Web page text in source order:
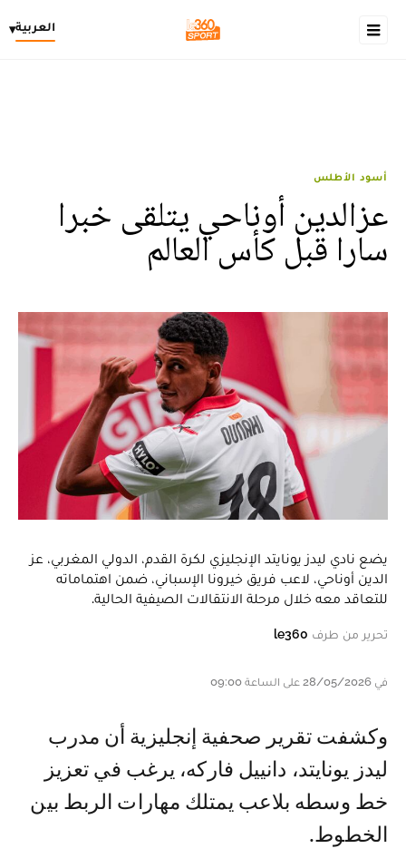
العربية▾
أسود الأطلس
عزالدين أوناحي يتلقى خبرا
سارا قبل كأس العالم
يضع نادي ليدز يونايتد الإنجليزي لكرة القدم، الدولي المغربي، عز
الدين أوناحي، لاعب فريق خيرونا الإسباني، ضمن اهتماماته
للتعاقد معه خلال مرحلة الانتقالات الصيفية الحالية.
تحرير من طرف le360
في 28/05/2026 على الساعة 09:00
وكشفت تقرير صحفية إنجليزية أن مدرب
ليدز يونايتد، دانييل فاركه، يرغب في تعزيز
خط وسطه بلاعب يمتلك مهارات الربط بين
الخطوط.